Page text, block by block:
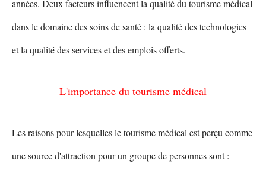
années. Deux facteurs influencent la qualité du tourisme médical
dans le domaine des soins de santé : la qualité des technologies
et la qualité des services et des emplois offerts.
L'importance du tourisme médical
Les raisons pour lesquelles le tourisme médical est perçu comme
une source d'attraction pour un groupe de personnes sont :